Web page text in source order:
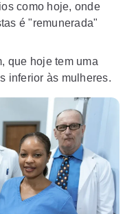
como hoje, onde
é "remunerada"
que hoje tem uma
inferior às mulheres.